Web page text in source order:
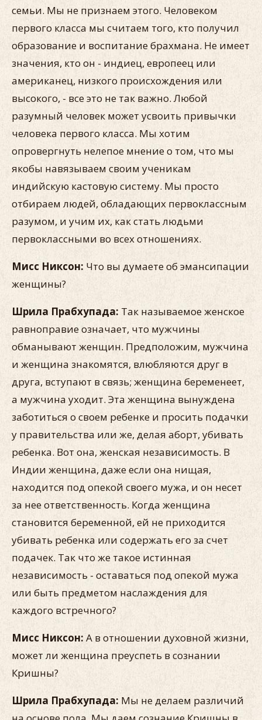
семьи. Мы не признаем этого. Человеком
первого класса мы считаем того, кто получил
образование и воспитание брахмана. Не имеет
значения, кто он - индиец, европеец или
американец, низкого происхождения или
высокого, - все это не так важно. Любой
разумный человек может усвоить привычки
человека первого класса. Мы хотим
опровергнуть нелепое мнение о том, что мы
якобы навязываем своим ученикам
индийскую кастовую систему. Мы просто
отбираем людей, обладающих первоклассным
разумом, и учим их, как стать людьми
первоклассными во всех отношениях.
Мисс Никсон: Что вы думаете об эмансипации
женщины?
Шрила Прабхупада: Так называемое женское
равноправие означает, что мужчины
обманывают женщин. Предположим, мужчина
и женщина знакомятся, влюбляются друг в
друга, вступают в связь; женщина беременеет,
а мужчина уходит. Эта женщина вынуждена
заботиться о своем ребенке и просить подачки
у правительства или же, делая аборт, убивать
ребенка. Вот она, женская независимость. В
Индии женщина, даже если она нищая,
находится под опекой своего мужа, и он несет
за нее ответственность. Когда женщина
становится беременной, ей не приходится
убивать ребенка или содержать его за счет
подачек. Так что же такое истинная
независимость - оставаться под опекой мужа
или быть предметом наслаждения для
каждого встречного?
Мисс Никсон: А в отношении духовной жизни,
может ли женщина преуспеть в сознании
Кришны?
Шрила Прабхупада: Мы не делаем различий